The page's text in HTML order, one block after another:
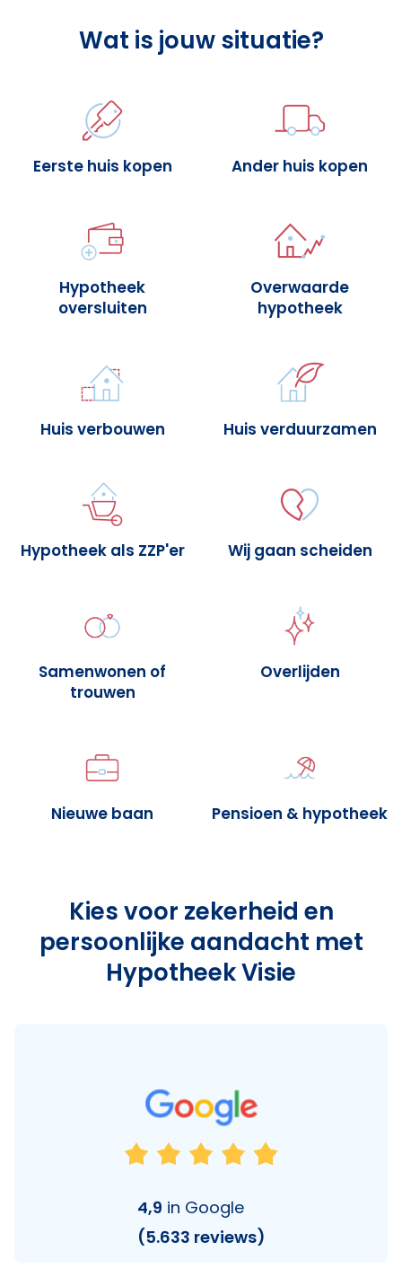
Wat is jouw situatie?
Eerste huis kopen Ander huis kopen
Hypotheek
oversluiten
Overwaarde
hypotheek
Huis verbouwen Huis verduurzamen
Hypotheek als ZZP'er Wij gaan scheiden
Samenwonen of
trouwen
Overlijden
Nieuwe baan Pensioen & hypotheek
Kies voor zekerheid en
persoonlijke aandacht met
Hypotheek Visie
4,9 in Google
(5.633 reviews)